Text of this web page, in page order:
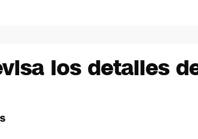
los detalles